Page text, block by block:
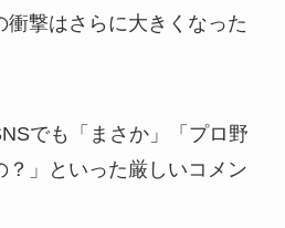
衝撃はさらに大きくなった
でも「まさか」「プロ野
？」といった厳しいコメン